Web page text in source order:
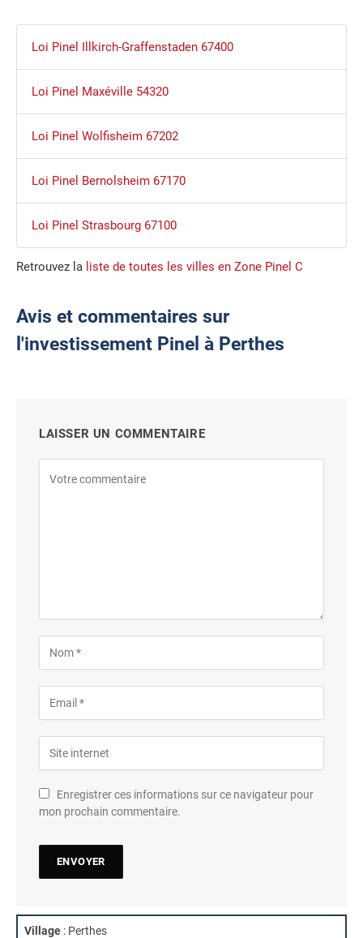
Loi Pinel Illkirch-Graffenstaden 67400
Loi Pinel Maxéville 54320
Loi Pinel Wolfisheim 67202
Loi Pinel Bernolsheim 67170
Loi Pinel Strasbourg 67100
Retrouvez la liste de toutes les villes en Zone Pinel C
Avis et commentaires sur
l'investissement Pinel à Perthes
LAISSER UN COMMENTAIRE
Enregistrer ces informations sur ce navigateur pour
mon prochain commentaire.
Village : Perthes